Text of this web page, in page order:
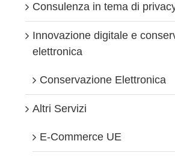
Consulenza in tema di
Innovazione digitale e
elettronica
Conservazione Elettronica
Altri Servizi
E-Commerce UE